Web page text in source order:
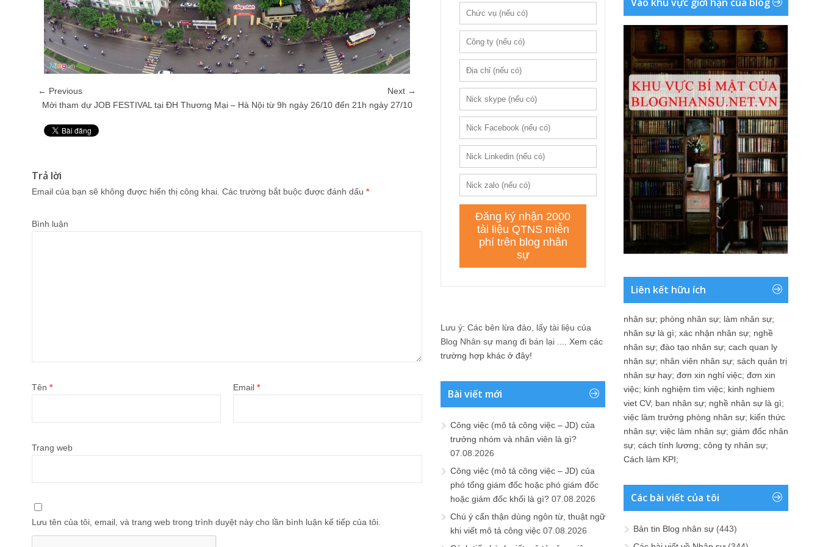
← Previous
Next →
Mời tham dự JOB FESTIVAL tại ĐH Thương Mại – Hà Nội từ 9h ngày 26/10 đến 21h ngày 27/10
Trả lời
Email của bạn sẽ không được hiển thị công khai. Các trường bắt buộc được đánh dấu *
Bình luận
Tên * Email *
Trang web
Lưu tên của tôi, email, và trang web trong trình duyệt này cho lần bình luận kế tiếp của tôi.
Lưu ý: Các bên lừa đảo, lấy tài liệu của
Blog Nhân sự mang đi bán lại .... Xem các
trường hợp khác ở đây!
Bài viết mới
Công việc (mô tả công việc – JD) của
trưởng nhóm và nhân viên là gì?
07.08.2026
Công việc (mô tả công việc – JD) của
phó tổng giám đốc hoặc phó giám đốc
hoặc giám đốc khối là gì? 07.08.2026
Chú ý cẩn thận dùng ngôn từ, thuật ngữ
khi viết mô tả công việc 07.08.2026
Liên kết hữu ích
nhân sự; phòng nhân sự; làm nhân sự;
nhân sự là gì; xác nhận nhân sự; nghề
nhân sự; đào tạo nhân sự; cach quan ly
nhân sự; nhân viên nhân sự; sách quản trị
nhân sự hay; đơn xin nghỉ việc; đơn xin
việc; kinh nghiệm tìm việc; kinh nghiem
viet CV; ban nhân sự; nghề nhân sự là gì;
việc làm trưởng phòng nhân sự; kiến thức
nhân sự; việc làm nhân sự; giám đốc nhân
sự; cách tính lương; công ty nhân sự;
Cách làm KPI;
Các bài viết của tôi
Bản tin Blog nhân sự (443)